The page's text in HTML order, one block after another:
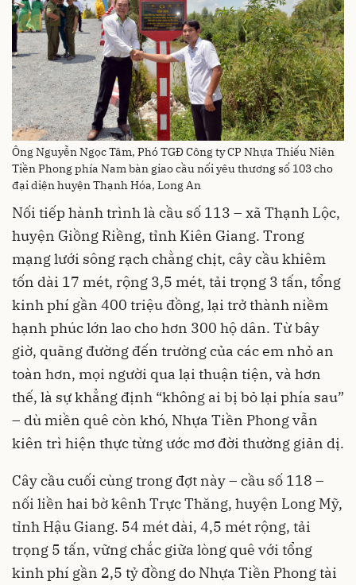
Ông Nguyễn Ngọc Tâm, Phó TGĐ Công ty CP Nhựa Thiếu Niên
Tiền Phong phía Nam bàn giao cầu nối yêu thương số 103 cho
đại diện huyện Thạnh Hóa, Long An
Nối tiếp hành trình là cầu số 113 – xã Thạnh Lộc,
huyện Giồng Riềng, tỉnh Kiên Giang. Trong
mạng lưới sông rạch chằng chịt, cây cầu khiêm
tốn dài 17 mét, rộng 3,5 mét, tải trọng 3 tấn, tổng
kinh phí gần 400 triệu đồng, lại trở thành niềm
hạnh phúc lớn lao cho hơn 300 hộ dân. Từ bây
giờ, quãng đường đến trường của các em nhỏ an
toàn hơn, mọi người qua lại thuận tiện, và hơn
thế, là sự khẳng định “không ai bị bỏ lại phía sau”
– dù miền quê còn khó, Nhựa Tiền Phong vẫn
kiên trì hiện thực từng ước mơ đời thường giản dị.
Cây cầu cuối cùng trong đợt này – cầu số 118 –
nối liền hai bờ kênh Trực Thăng, huyện Long Mỹ,
tỉnh Hậu Giang. 54 mét dài, 4,5 mét rộng, tải
trọng 5 tấn, vững chắc giữa lòng quê với tổng
kinh phí gần 2,5 tỷ đồng do Nhựa Tiền Phong tài